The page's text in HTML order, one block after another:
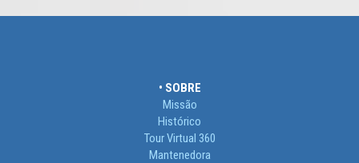
• SOBRE
Missão
Histórico
Tour Virtual 360
Mantenedora